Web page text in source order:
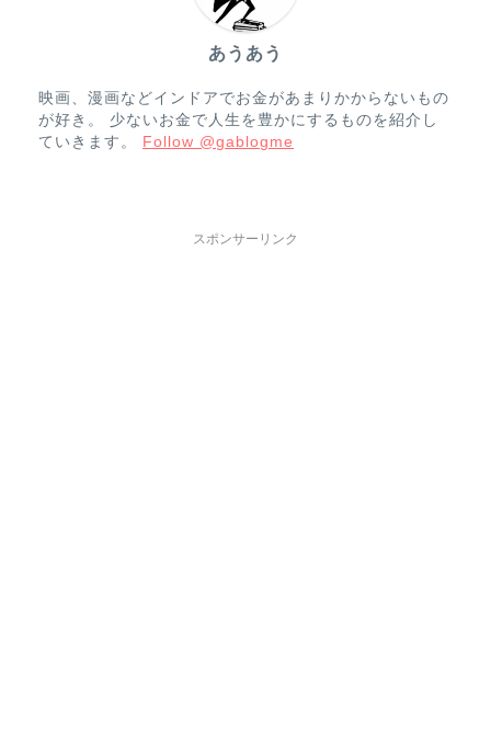
あうあう
映画、漫画などインドアでお金があまりかからないもの
が好き。 少ないお金で人生を豊かにするものを紹介し
ていきます。
Follow @gablogme
スポンサーリンク